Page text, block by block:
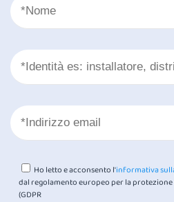
Ho letto e acconsento l'informativa
dal regolamento europeo per la
(GDPR